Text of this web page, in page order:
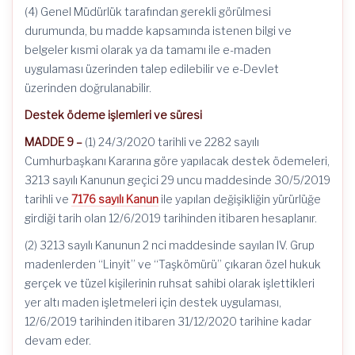
(4) Genel Müdürlük tarafından gerekli görülmesi
durumunda, bu madde kapsamında istenen bilgi ve
belgeler kısmi olarak ya da tamamı ile e-maden
uygulaması üzerinden talep edilebilir ve e-Devlet
üzerinden doğrulanabilir.
Destek ödeme işlemleri ve süresi
MADDE 9 – (1) 24/3/2020 tarihli ve 2282 sayılı
Cumhurbaşkanı Kararına göre yapılacak destek ödemeleri,
3213 sayılı Kanunun geçici 29 uncu maddesinde 30/5/2019
tarihli ve 7176 sayılı Kanun ile yapılan değişikliğin yürürlüğe
girdiği tarih olan 12/6/2019 tarihinden itibaren hesaplanır.
(2) 3213 sayılı Kanunun 2 nci maddesinde sayılan IV. Grup
madenlerden “Linyit” ve “Taşkömürü” çıkaran özel hukuk
gerçek ve tüzel kişilerinin ruhsat sahibi olarak işlettikleri
yer altı maden işletmeleri için destek uygulaması,
12/6/2019 tarihinden itibaren 31/12/2020 tarihine kadar
devam eder.